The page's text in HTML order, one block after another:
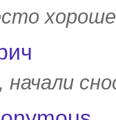
начали